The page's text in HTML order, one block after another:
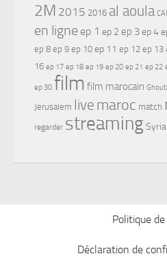
2M 2015 2016 al aoula
en ligne ep 1 ep 2 ep 3ep 4
ep 8 ep 9 ep 10 ep 11 ep 12 ep 13
16 ep 17 ep 18 ep 19 ep 20 ep 21 ep 22
ep 30 film film marocain
Jerusalem live maroc match
regarder streamingSyria
Politique
Déclaration de